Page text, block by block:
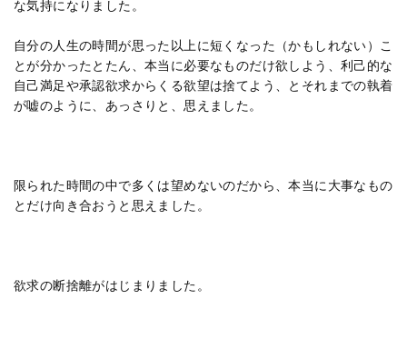
な気持になりました。
自分の人生の時間が思った以上に短くなった（かもしれない）こ
とが分かったとたん、本当に必要なものだけ欲しよう、利己的な
自己満足や承認欲求からくる欲望は捨てよう、とそれまでの執着
が嘘のように、あっさりと、思えました。
限られた時間の中で多くは望めないのだから、本当に大事なもの
とだけ向き合おうと思えました。
欲求の断捨離がはじまりました。